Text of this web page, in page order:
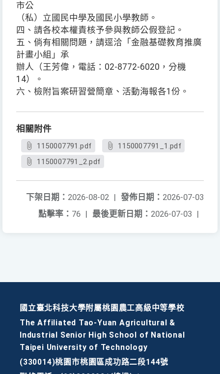
市公
（私）立國民中學及國民小學教師。
四、請各校本權責核予參與教師公假登記。
五、倘有相關問題，請逕洽「金融基礎教育推廣
計畫小組」承
辦人（王芳偉，電話：02-8772-6020，分機
14）。
六、檢附旨案研習營簡章、活動海報各1份。
相關附件
1150007791.pdf
1150007791_1.pdf
1150007791_2.pdf
發佈日期： 2026-07-03
下架日期： 2026-08-02 |
最後更新日期： 2026-07-03 |
點擊率： 76 |
國立臺北科技大學附屬桃園農工高級中等學校
The Affiliated Tao-Yuan Agricultural &
Industrial Senior High School of National
Taipei University of Technology
(330014)桃園市桃園區成功路二段144號